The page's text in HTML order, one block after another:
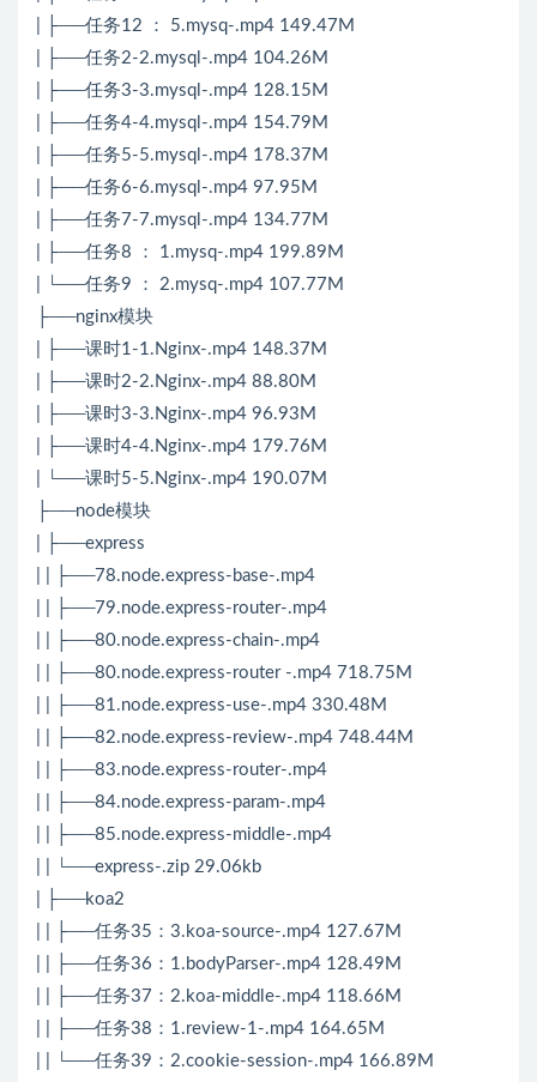
| ├──任务12 ： 5.mysq-.mp4 149.47M
| ├──任务2-2.mysql-.mp4 104.26M
| ├──任务3-3.mysql-.mp4 128.15M
| ├──任务4-4.mysql-.mp4 154.79M
| ├──任务5-5.mysql-.mp4 178.37M
| ├──任务6-6.mysql-.mp4 97.95M
| ├──任务7-7.mysql-.mp4 134.77M
| ├──任务8 ： 1.mysq-.mp4 199.89M
| └──任务9 ： 2.mysq-.mp4 107.77M
├──nginx模块
| ├──课时1-1.Nginx-.mp4 148.37M
| ├──课时2-2.Nginx-.mp4 88.80M
| ├──课时3-3.Nginx-.mp4 96.93M
| ├──课时4-4.Nginx-.mp4 179.76M
| └──课时5-5.Nginx-.mp4 190.07M
├──node模块
| ├──express
| | ├──78.node.express-base-.mp4
| | ├──79.node.express-router-.mp4
| | ├──80.node.express-chain-.mp4
| | ├──80.node.express-router -.mp4 718.75M
| | ├──81.node.express-use-.mp4 330.48M
| | ├──82.node.express-review-.mp4 748.44M
| | ├──83.node.express-router-.mp4
| | ├──84.node.express-param-.mp4
| | ├──85.node.express-middle-.mp4
| | └──express-.zip 29.06kb
| ├──koa2
| | ├──任务35：3.koa-source-.mp4 127.67M
| | ├──任务36：1.bodyParser-.mp4 128.49M
| | ├──任务37：2.koa-middle-.mp4 118.66M
| | ├──任务38：1.review-1-.mp4 164.65M
| | └──任务39：2.cookie-session-.mp4 166.89M